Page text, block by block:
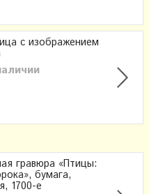
с изображением
гравюра «Птицы:
бумага,
1700-е